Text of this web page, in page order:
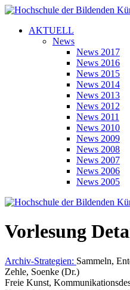
AKTUELL
News
News 2017
News 2016
News 2015
News 2014
News 2013
News 2012
News 2011
News 2010
News 2009
News 2008
News 2007
News 2006
News 2005
Vorlesung
Archiv-Strategien: Sammeln,
Zehle, Soenke (Dr.)
Freie Kunst,